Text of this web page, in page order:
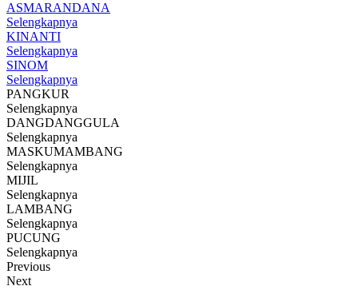
ASMARANDANA
Selengkapnya
KINANTI
Selengkapnya
SINOM
Selengkapnya
PANGKUR
Selengkapnya
DANGDANGGULA
Selengkapnya
MASKUMAMBANG
Selengkapnya
MIJIL
Selengkapnya
LAMBANG
Selengkapnya
PUCUNG
Selengkapnya
Previous
Next